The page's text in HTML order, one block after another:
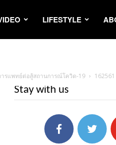
LIFESTYLE
ารแพทย์ต่อสู้สถานการณ์โควิด-19 162561
Stay with us